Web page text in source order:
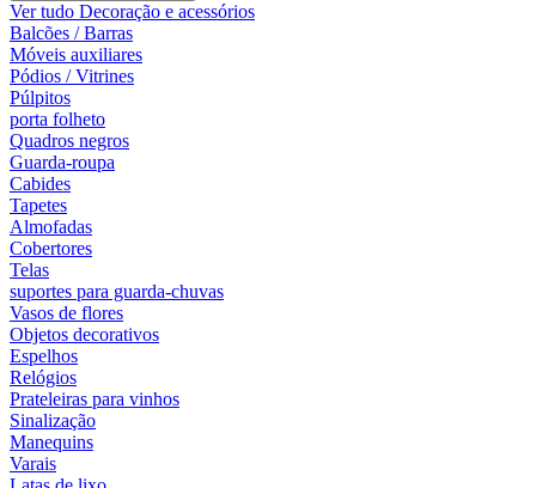
Ver tudo Decoração e acessórios
Balcões / Barras
Móveis auxiliares
Pódios / Vitrines
Púlpitos
porta folheto
Quadros negros
Guarda-roupa
Cabides
Tapetes
Almofadas
Cobertores
Telas
suportes para guarda-chuvas
Vasos de flores
Objetos decorativos
Espelhos
Relógios
Prateleiras para vinhos
Sinalização
Manequins
Varais